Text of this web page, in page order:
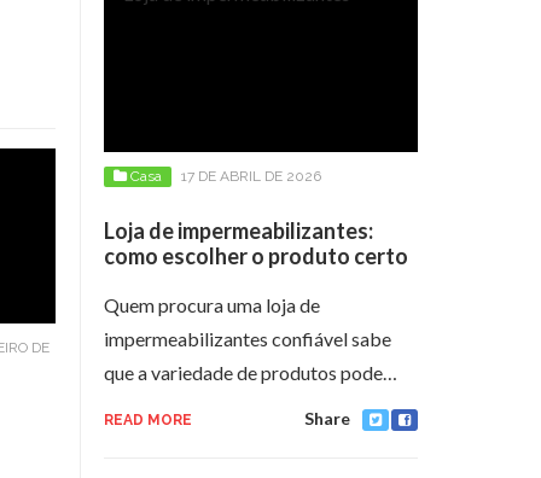
DE
Casa 17 DE ABRIL DE 2026
Loja de impermeabilizantes:
como escolher o produto certo
Quem procura uma loja de
impermeabilizantes confiável sabe
que a variedade de produtos pode…
READ MORE Share